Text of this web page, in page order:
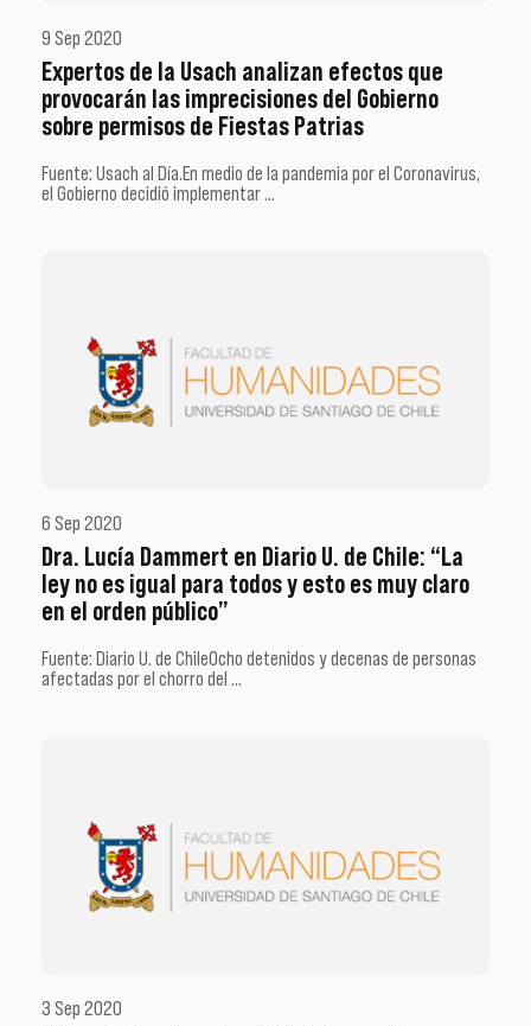
9 Sep 2020
Expertos de la Usach analizan efectos que
provocarán las imprecisiones del Gobierno
sobre permisos de Fiestas Patrias
Fuente: Usach al Día.En medio de la pandemia por el Coronavirus,
el Gobierno decidió implementar …
6 Sep 2020
Dra. Lucía Dammert en Diario U. de Chile: “La
ley no es igual para todos y esto es muy claro
en el orden público”
Fuente: Diario U. de ChileOcho detenidos y decenas de personas
afectadas por el chorro del …
3 Sep 2020